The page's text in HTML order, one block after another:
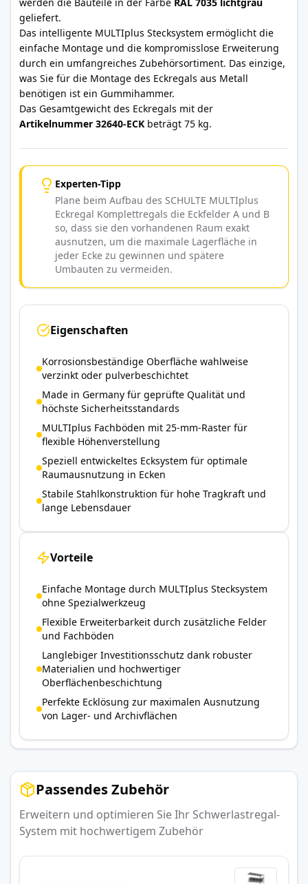
geliefert.
Das intelligente MULTIplus Stecksystem ermöglicht die
einfache Montage und die kompromisslose Erweiterung
durch ein umfangreiches Zubehörsortiment. Das einzige,
was Sie für die Montage des Eckregals aus Metall
benötigen ist ein Gummihammer.
Das Gesamtgewicht des Eckregals mit der
Artikelnummer 32640-ECK beträgt 75 kg.
Experten-Tipp
Plane beim Aufbau des SCHULTE MULTIplus
Eckregal Komplettregals die Eckfelder A und B
so, dass sie den vorhandenen Raum exakt
ausnutzen, um die maximale Lagerfläche in
jeder Ecke zu gewinnen und spätere
Umbauten zu vermeiden.
Eigenschaften
Korrosionsbeständige Oberfläche wahlweise
verzinkt oder pulverbeschichtet
Made in Germany für geprüfte Qualität und
höchste Sicherheitsstandards
MULTIplus Fachböden mit 25-mm-Raster für
flexible Höhenverstellung
Speziell entwickeltes Ecksystem für optimale
Raumausnutzung in Ecken
Stabile Stahlkonstruktion für hohe Tragkraft und
lange Lebensdauer
Vorteile
Einfache Montage durch MULTIplus Stecksystem
ohne Spezialwerkzeug
Flexible Erweiterbarkeit durch zusätzliche Felder
und Fachböden
Langlebiger Investitionsschutz dank robuster
Materialien und hochwertiger
Oberflächenbeschichtung
Perfekte Ecklösung zur maximalen Ausnutzung
von Lager- und Archivflächen
Passendes Zubehör
Erweitern und optimieren Sie Ihr Schwerlastregal-
System mit hochwertigem Zubehör